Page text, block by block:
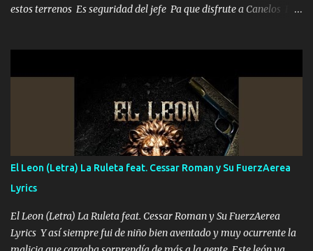
estos terrenos Es seguridad del jefe Pa que disfrute a Canelos Es
ni tampoco las mujeres porque es platica de grandes por eso hay
que estar alegres doy las instrucciones para atender los deberes
Música Si es que salta algún problema de confianza tengo gente
ahí está el Hombre Cuarenta y también Pariente 7 arreglan
cualquier problema no más es cuestión que ordené NOS HACE
FALTA UN HERMANO DE CLAVE ERA EL 24 SIEMPRE FUE UN
HOMBRE VALIENTE POR ALGO M'URIÓ PELEAND0 SIEMPRE
VIO POR LA FAMILIA PARA QUE SIGA EL LEGADO Es el DOS de
los HERMANOS un cerebro inteligente y com...
El Leon (Letra) La Ruleta feat. Cessar Roman y Su FuerzAerea
Lyrics
El Leon (Letra) La Ruleta feat. Cessar Roman y Su FuerzAerea
Lyrics Y así siempre fui de niño bien aventado y muy ocurrente la